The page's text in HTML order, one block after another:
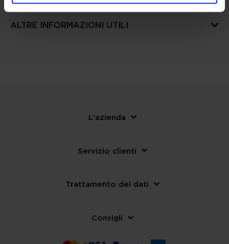
ALTRE INFORMAZIONI UTILI
L'azienda
Servizio clienti
Trattamento dei dati
Consigli